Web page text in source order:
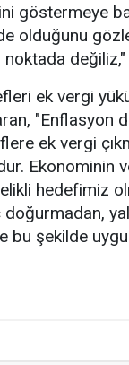
göstermeye
olduğunu
değiliz,"
ek vergi
"Enflasyon
ek vergi
Ekonominin
hedefimiz
bu şekilde